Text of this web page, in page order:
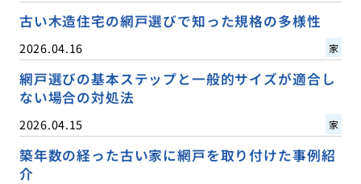
古い木造住宅の網戸選びで知った規格の多様性
2026.04.16 家
網戸選びの基本ステップと一般的サイズが適合し
ない場合の対処法
2026.04.15 家
築年数の経った古い家に網戸を取り付けた事例紹
介